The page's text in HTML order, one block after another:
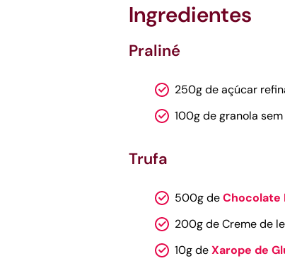
Ingredientes
Praliné
250g de açúcar
100g de granola
Trufa
500g deChocolate
200g de Creme de
10g deXarope de